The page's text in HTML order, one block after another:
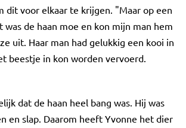
dit voor elkaar te krijgen. "Maar op een
was de haan moe en kon mijn man hem
uit. Haar man had gelukkig een kooi in
beestje in kon worden vervoerd.
dat de haan heel bang was. Hij was
en slap. Daarom heeft Yvonne het dier